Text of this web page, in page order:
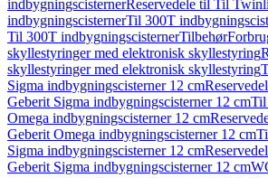
indbygningscisternerReservedele til Til
indbygningscisternerTil 300T
Til 300T indbygningscisternerTilbehør
skyllestyringer med elektronisk skyllestyring
skyllestyringer med elektronisk skyllestyring
Sigma indbygningscisterner 12 cm
Geberit Sigma indbygningscisterner 12 cmTil
Omega indbygningscisterner 12 cm
Geberit Omega indbygningscisterner 12 cm
Sigma indbygningscisterner 12 cm
Geberit Sigma indbygningscisterner 12 cm